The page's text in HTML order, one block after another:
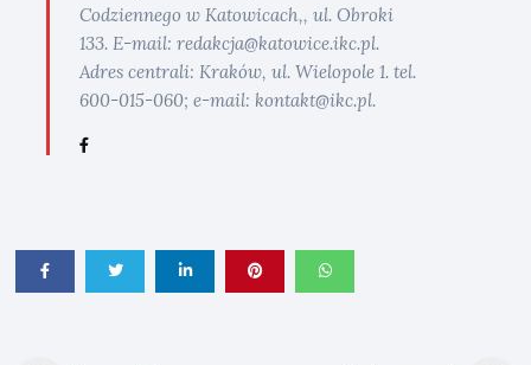
Codziennego w Katowicach,, ul. Obroki
133. E-mail: redakcja@katowice.ikc.pl.
Adres centrali: Kraków, ul. Wielopole 1. tel.
600-015-060; e-mail: kontakt@ikc.pl.